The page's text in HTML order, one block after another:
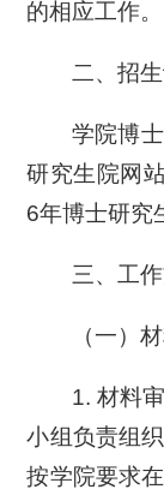
的相应工作。
二、招
学院博
研究生院网
6年博士研究
三、工
（一）
1. 材料
小组负责组
按学院要求